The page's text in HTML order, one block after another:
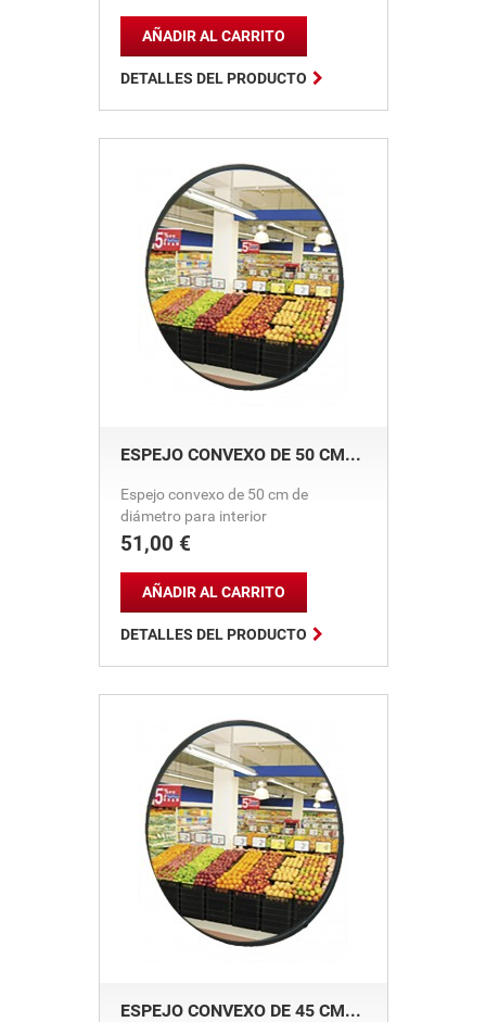

AÑADIR AL CARRITO
DETALLES DEL PRODUCTO
ESPEJO CONVEXO DE 50 CM...
Espejo convexo de 50 cm de
diámetro para interior
Precio
51,00 €

AÑADIR AL CARRITO
DETALLES DEL PRODUCTO
ESPEJO CONVEXO DE 45 CM...